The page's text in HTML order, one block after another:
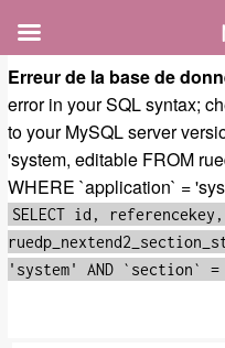
Erreur de la base de
error in your SQL syntax;
to your MySQL server
'system, editable FROM
WHERE `application` =
SELECT id,
'system' AND `section`